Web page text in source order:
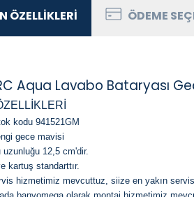
ÖZELLIKLERI ÖDEME
Aqua Lavabo Bataryası
kodu 941521GM
gece mavisi
uzunluğu 12,5 cm'dir.
kartuş standarttır.
hizmetimiz mevcuttuz, siize en yakın